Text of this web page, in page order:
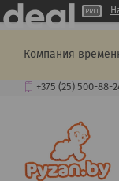
Компания
+375 (25) 500-88-